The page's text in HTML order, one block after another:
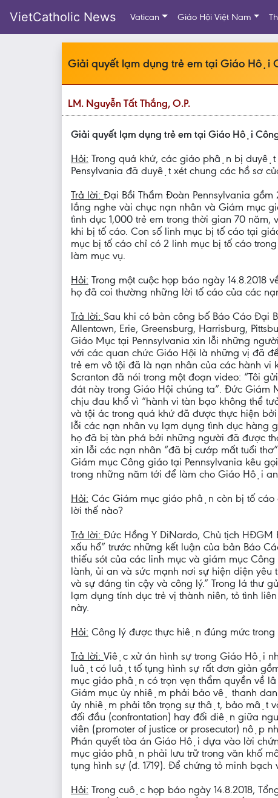
VietCatholic News Vatican Giáo Hội Việt Nam
Giải quyết lạm dụng trẻ em tại Giáo Hội
LM. Nguyễn Tất Thắng, O.P.
Giải quyết lạm dụng trẻ em tại Giáo Hội
Hỏi: Trong quá khứ, các giáo phận bị duyệt
Pensylvania đã duyệt xét chung các hồ sơ
Trả lời: Đại Bồi Thẩm Đoàn Pennsylvania
lắng nghe vài chục nạn nhân và Giám mục
tình dục 1,000 trẻ em trong thời gian 70
khi bị tố cáo. Con số linh mục bị tố cáo tại
mục bị tố cáo chỉ có 2 linh mục bị tố cáo
làm mục vụ.
Hỏi: Trong một cuộc họp báo ngày
họ đã coi thường những lời tố cáo của các
Trả lời: Sau khi có bản công bố Báo Cáo Đại
Allentown, Erie, Greensburg, Harrisburg,
Giáo Mục tại Pennsylvania xin lỗi những
với các quan chức Giáo Hội là những vị đã
trẻ em vô tội đã là nạn nhân của các hành
Scranton đã nói trong một đoạn video: “Tôi
đát này trong Giáo Hội chúng ta”. Đức Giám
chịu đau khổ vì “hành vi tàn bạo không thể
và tội ác trong quá khứ đã được thực hiện
lỗi các nạn nhân vụ lạm dụng tình dục hàng
họ đã bị tàn phá bởi những người đã được
xin lỗi các nạn nhân “đã bị cướp mất tuổi
Giám mục Công giáo tại Pennsylvania kêu
trong những năm tới để làm cho Giáo Hội
Hỏi: Các Giám mục giáo phận còn bị tố
lời thế nào?
Trả lời: Đức Hồng Y DiNardo, Chủ tịch HĐGM
xấu hổ” trước những kết luận của bản Báo
thiếu sót của các linh mục và giám mục
lành, ủi an và sức mạnh nơi sự hiện diện
và sự đáng tin cậy và công lý.” Trong lá thư
lạm dụng tính dục trẻ vị thành niên, tỏ tình
này.
Hỏi: Công lý được thực hiện đúng mức
Trả lời: Việc xử án hình sự trong Giáo Hội
luật có luật tố tụng hình sự rất đơn giản gồm
mục giáo phận có trọn vẹn thẩm quyền
Giám mục ủy nhiệm phải bảo vệ thanh
ủy nhiệm phải tôn trọng sự thật, bảo mật
đối đầu (confrontation) hay đối diện giữa
viên (promoter of justice or prosecutor)
Phán quyết tòa án Giáo Hội dựa vào lời
mục giáo phận phải lưu trữ trong văn khố
tụng hình sự (đ. 1719). Để chứng tỏ minh
Hỏi: Trong cuộc họp báo ngày 14.8.2018,